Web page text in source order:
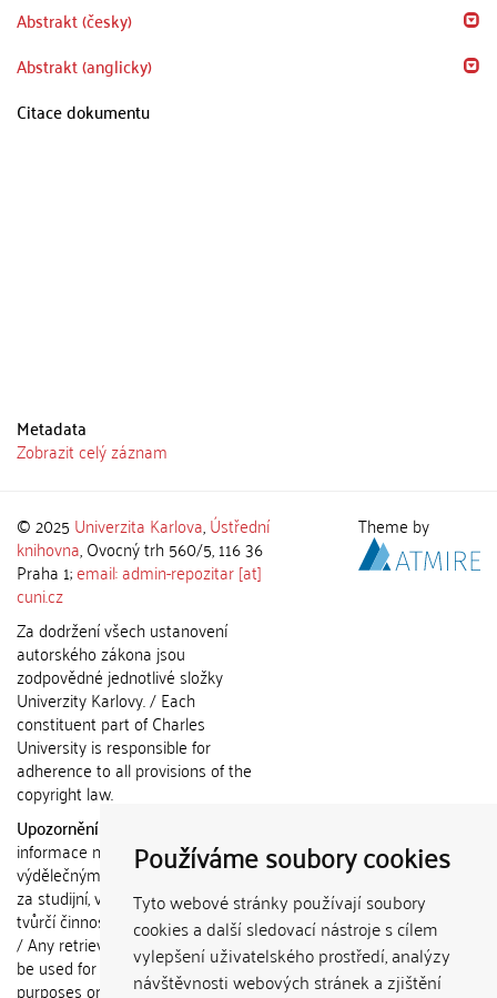
Používáme soubory cookies
Tyto webové stránky používají soubory
cookies a další sledovací nástroje s cílem
vylepšení uživatelského prostředí, analýzy
návštěvnosti webových stránek a zjištění
Abstrakt (česky)
Abstrakt (anglicky)
Citace dokumentu
Metadata
Zobrazit celý záznam
© 2025 Univerzita Karlova,Ústřední
knihovna, Ovocný trh 560/5, 116 36
Praha 1;email: admin-repozitar [at]
cuni.cz
Za dodržení všech ustanovení
autorského zákona jsou
zodpovědné jednotlivé složky
Univerzity Karlovy. / Each
constituent part of Charles
University is responsible for
adherence to all provisions of the
copyright law.
Upozornění / Notice:
informace nemohou být použity k
výdělečným účelům nebo vydávány
za studijní, vědeckou nebo jinou
tvůrčí činnost jiné osoby než autora.
/ Any retrieved information shall not
be used for any commercial
purposes or claimed as results of
Theme by